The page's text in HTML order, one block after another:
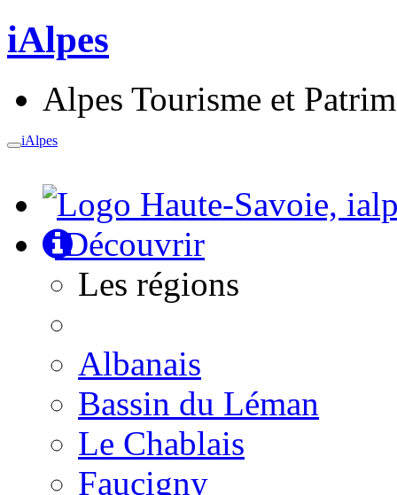
iAlpes
Alpes Tourisme et
Toggle
iAlpes
Découvrir
Les régions
Albanais
Bassin du Léman
Le Chablais
Faucigny